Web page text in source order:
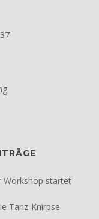
Workshop startet
Tanz-Knirpse